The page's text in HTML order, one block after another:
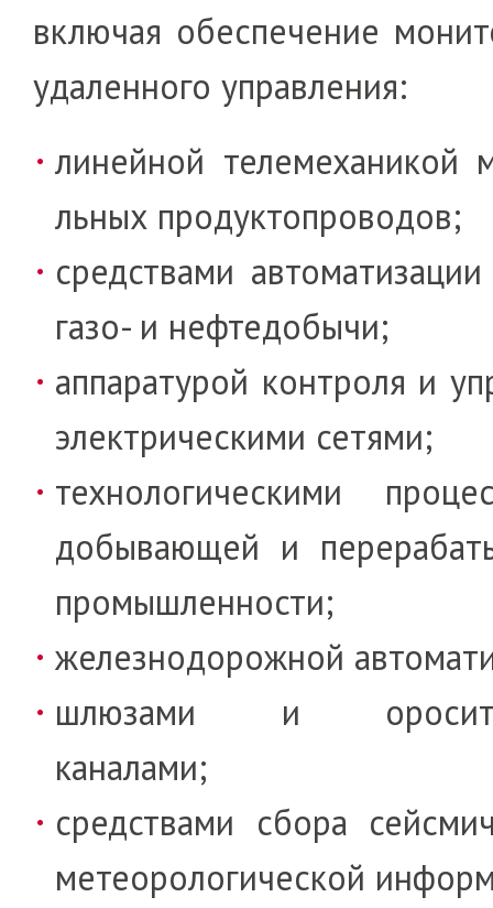
включая обе­с­пе­чение
уда­лен­ного управления:
линейной теле­механикой
ль­ных про­дук­то­проводов;
средствами
газо- и нефте­до­бычи;
аппаратурой контроля и
элек­т­ри­ческими сетями;
технологическими
добы­ваю­щей и
промышленности;
железнодорожной
шлюзами и
каналами;
средствами сбора
метео­ро­логи­ческой